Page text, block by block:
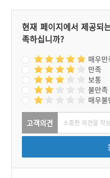
현재 페이지에서 제공되
족하십니까?
매우만
만족
보통
불만족
매우
고객의견